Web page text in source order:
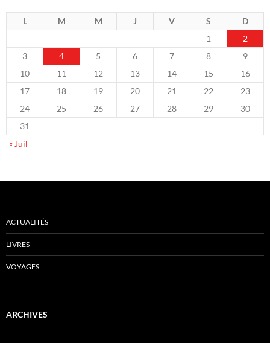
L M M J V S
D
1
2
3
4 5 6 7 8
9
10
11 12 13 14 15
16
17
18 19 20 21 22
23
24
25 26 27 28 29
30
31
« Juil
ACTUALITÉS
LIVRES
VOYAGES
ARCHIVES